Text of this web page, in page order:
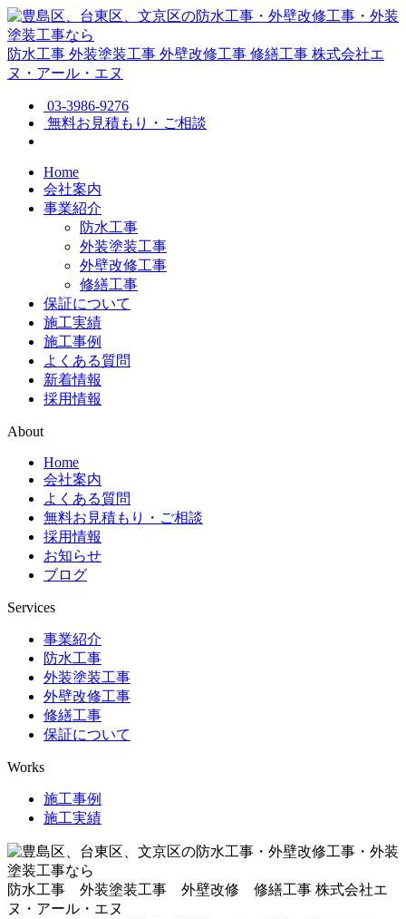
防水工事 外装塗装工事 外壁改修工事 修繕工事 株式会社エ
ヌ・アール・エヌ
03-3986-9276
無料お見積もり・ご相談
Home
会社案内
事業紹介
防水工事
外装塗装工事
外壁改修工事
修繕工事
保証について
施工実績
施工事例
よくある質問
新着情報
採用情報
About
Home
会社案内
よくある質問
無料お見積もり・ご相談
採用情報
お知らせ
ブログ
Services
事業紹介
防水工事
外装塗装工事
外壁改修工事
修繕工事
保証について
Works
施工事例
施工実績
防水工事 外装塗装工事 外壁改修 修繕工事 株式会社エ
ヌ・アール・エヌ